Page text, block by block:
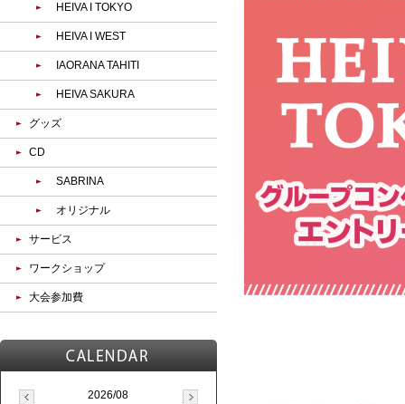
HEIVA I TOKYO
HEIVA I WEST
IAORANA TAHITI
HEIVA SAKURA
グッズ
CD
SABRINA
オリジナル
サービス
ワークショップ
大会参加費
2026/08